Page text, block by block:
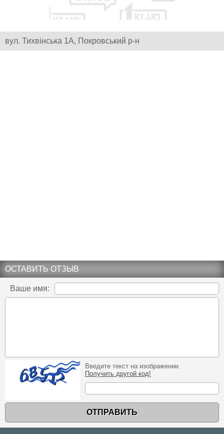
вул. Тихвінська 1А, Покровський р-н
ОСТАВИТЬ ОТЗЫВ
Ваше имя:
Введите текст на изображении.
Получить другой код!
ОТПРАВИТЬ